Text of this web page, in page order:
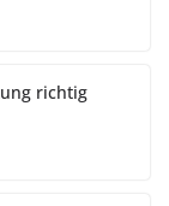
richtig